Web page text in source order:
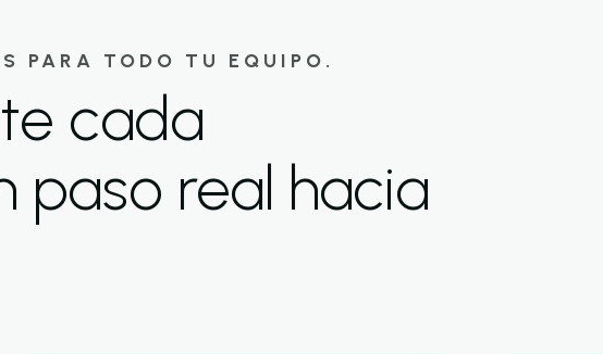
PARA TODO TU EQUIPO.
cada
paso real hacia